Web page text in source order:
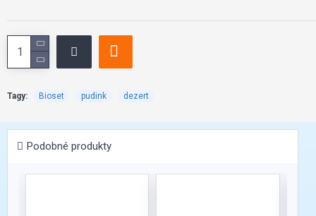
Tagy: Bioset pudink dezert
Podobné produkty